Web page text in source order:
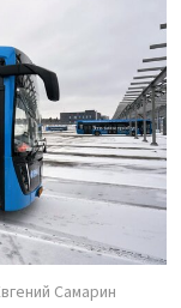
Самарин